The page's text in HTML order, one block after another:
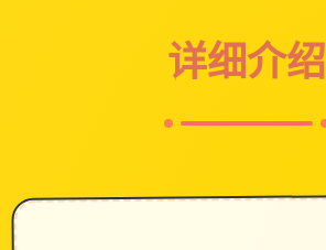
详细介绍